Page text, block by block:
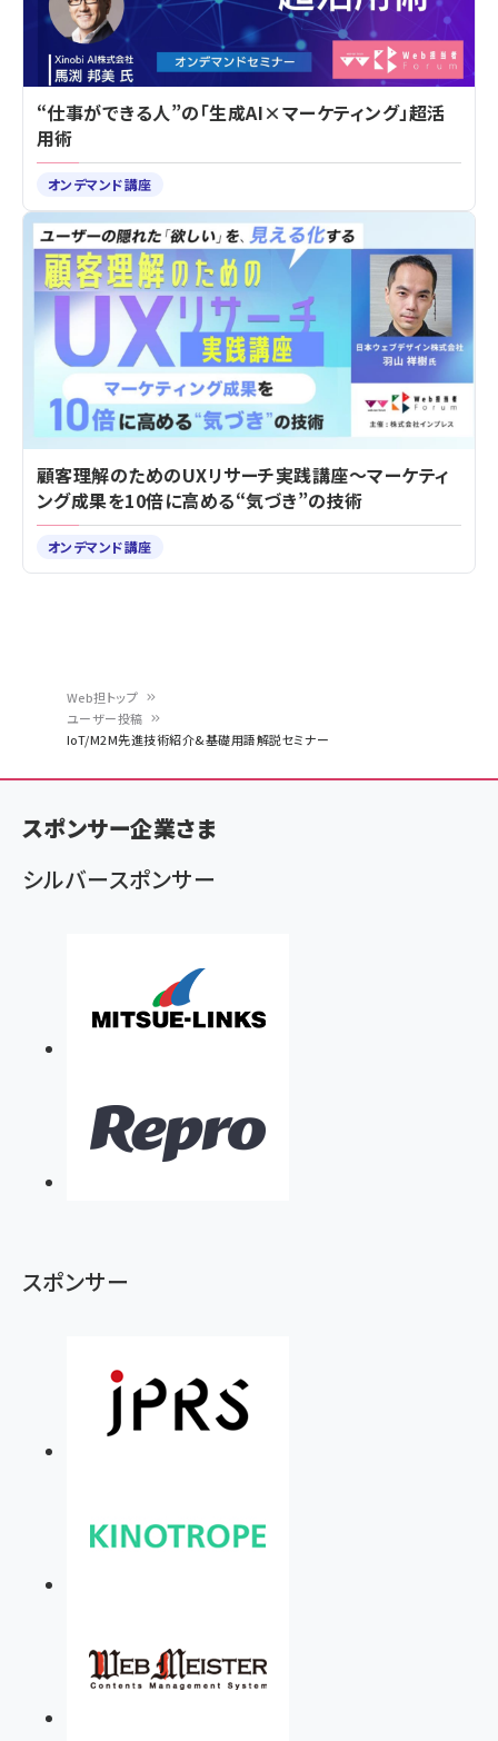
ン
く
ず
Web担トップ
ユーザー投稿
IoT/M2M先進技術紹介&基礎用語解説セミナー
“仕事ができる人”の「生成AI×マーケティング」超活
用術
オンデマンド講座
顧客理解のためのUXリサーチ実践講座～マーケティ
ング成果を10倍に高める“気づき”の技術
オンデマンド講座
スポンサー企業さま
シルバースポンサー
スポンサー